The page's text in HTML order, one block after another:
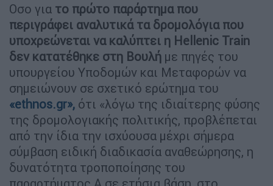
Οσο για το πρώτο παράρτημα που
περιγράφει αναλυτικά τα δρομολόγια που
υποχρεώνεται να καλύπτει η Ηellenic Train
δεν κατατέθηκε στη Βουλή με πηγές του
υπουργείου Υποδομών και Μεταφορών να
σημειώνουν σε σχετικό ερώτημα του
«ethnos.gr», ότι «λόγω της ιδιαίτερης φύσης
της δρομολογιακής πολιτικής, προβλέπεται
από την ίδια την ισχύουσα μέχρι σήμερα
σύμβαση ειδική διαδικασία αναθεώρησης, η
δυνατότητα τροποποίησης του